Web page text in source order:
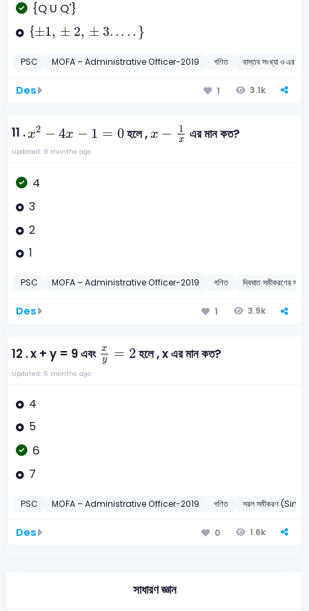
{Q U Q'}
{±1 , ± 2, ± 3. . . . . }
± 1, 2 ± .. }
PSC MOFA – Administrative Officer-2019 গণিত বাস্তব সংখ্যা ও
Des 1 3.1k
11 .x2 − 4x − 1 = 0
2 x 0 হলে , x − 1
x এর মান কত?
Updated: 8 months ago
4
3
2
1
PSC MOFA – Administrative Officer-2019 গণিত দ্বিঘাত সমীকরণের
Des 1 3.9k
12 .x + y = 9 এবং x
y
= 2
xy 2হলে , x এর মান কত?
Updated: 6 months ago
4
5
6
7
PSC MOFA – Administrative Officer-2019 গণিত সরল সমীকরণ
Des 0 1.6k
সাধারণ জ্ঞান